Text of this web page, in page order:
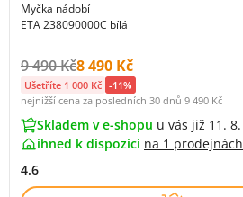
Myčka nádobí
ETA 238090000C bílá
Původní cena s DPH:
9 490 KčCena s DPH:
8 490 Kč
Ušetříte 1 000 Kč -11%
nejnižší cena za posledních 30 dnů 9 490 Kč
Skladem v e-shopu u vás již 11. 8.
ihned k dispozici na 1 prodejnách
4.6